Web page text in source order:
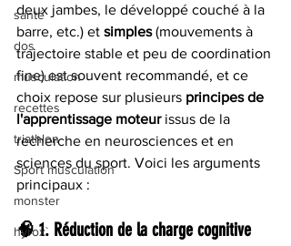
santé
dos
musculation
recettes
triathlon
Sport musculation
monster
hyrox`
deux jambes, le développé couché à la
barre, etc.) et simples (mouvements à
trajectoire stable et peu de coordination
fine) est souvent recommandé, et ce
choix repose sur plusieurs principes de
l'apprentissage moteur issus de la
recherche en neurosciences et en
sciences du sport. Voici les arguments
principaux :
🧠 1. Réduction de la charge cognitive